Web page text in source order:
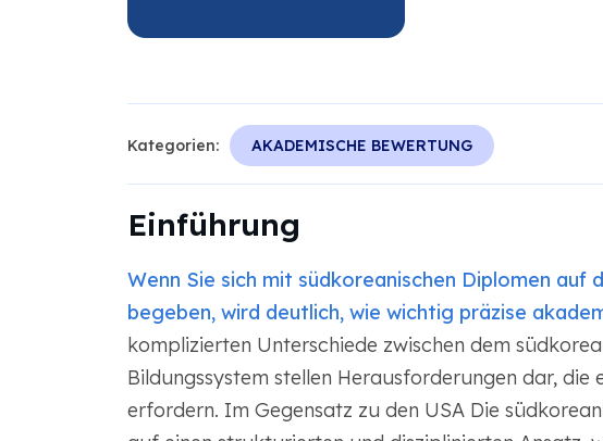
Kategorien: AKADEMISCHE BEWERTUNG
Einführung
Wenn Sie sich mit südkoreanischen Diplomen auf
begeben, wird deutlich, wie wichtig präzise
komplizierten Unterschiede zwischen dem
Bildungssystem stellen Herausforderungen dar,
erfordern. Im Gegensatz zu den USA Die